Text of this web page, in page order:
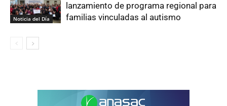
Noticia del Día
lanzamiento de programa regional para
familias vinculadas al autismo